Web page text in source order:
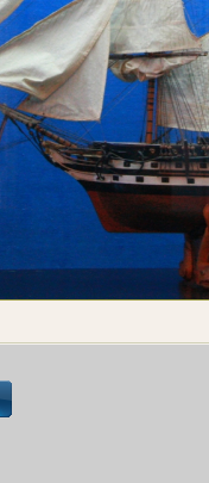
Шишкин И.И. Ель. Этюд